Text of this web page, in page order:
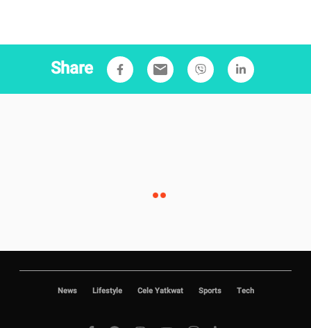
Share email
News Lifestyle Cele Yatkwat Sports Tech